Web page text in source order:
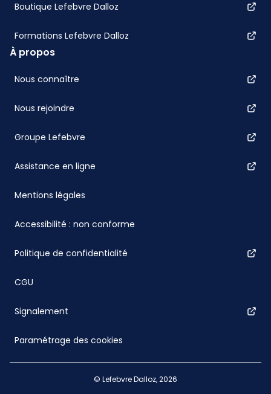
Boutique Lefebvre Dalloz
Formations Lefebvre Dalloz
À propos
Nous connaître
Nous rejoindre
Groupe Lefebvre
Assistance en ligne
Mentions légales
Accessibilité : non conforme
Politique de confidentialité
CGU
Signalement
Paramétrage des cookies
© Lefebvre Dalloz, 2026